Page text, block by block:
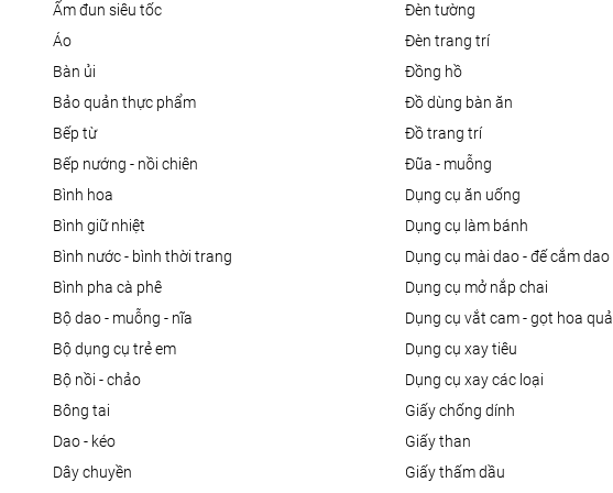
ấm đun siêu tốc
áo
bàn ủi
bảo quản thực phẩm
bếp từ
bếp nướng - nồi chiên
bình hoa
bình giữ nhiệt
bình nước - bình thời trang
bình pha cà phê
bộ dao - muỗng - nĩa
bộ dụng cụ trẻ em
bộ nồi - chảo
bông tai
dao - kéo
dây chuyền
đèn tường
đèn trang trí
đồng hồ
đồ dùng bàn ăn
đồ trang trí
đũa - muỗng
dụng cụ ăn uống
dụng cụ làm bánh
dụng cụ mài dao - đế cắm dao
dụng cụ mở nắp chai
dụng cụ vắt cam - gọt hoa quả
dụng cụ xay tiêu
dụng cụ xay các loại
giấy chống dính
giấy than
giấy thấm dầu